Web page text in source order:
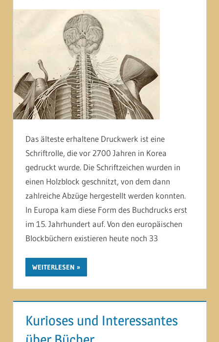
Das älteste erhaltene Druckwerk ist eine
Schriftrolle, die vor 2700 Jahren in Korea
gedruckt wurde. Die Schriftzeichen wurden in
einen Holzblock geschnitzt, von dem dann
zahlreiche Abzüge hergestellt werden konnten.
In Europa kam diese Form des Buchdrucks erst
im 15. Jahrhundert auf. Von den europäischen
Blockbüchern existieren heute noch 33
WEITERLESEN
Kurioses und Interessantes